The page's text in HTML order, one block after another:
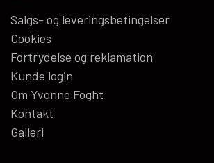
Salgs- og leveringsbetingelser
Cookies
Fortrydelse og reklamation
Kunde login
Om Yvonne Foght
Kontakt
Galleri